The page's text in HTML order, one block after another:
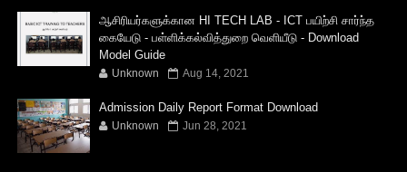
ஆசிரியர்களுக்கான HI TECH LAB - ICT பயிற்சி சார்ந்த
கையேடு - பள்ளிக்கல்வித்துறை வெளியீடு - Download
Model Guide
Unknown Aug 14, 2021
Admission Daily Report Format Download
Unknown Jun 28, 2021